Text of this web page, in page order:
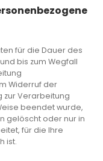
für die Dauer des
bis zum Wegfall
Widerruf der
zur Verarbeitung
beendet wurde,
gelöscht oder nur in
für die Ihre
ist.